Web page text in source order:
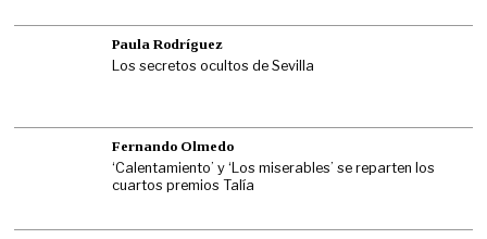
Paula Rodríguez
Los secretos ocultos de Sevilla
Fernando Olmedo
‘Calentamiento’ y ‘Los miserables’ se reparten los
cuartos premios Talía